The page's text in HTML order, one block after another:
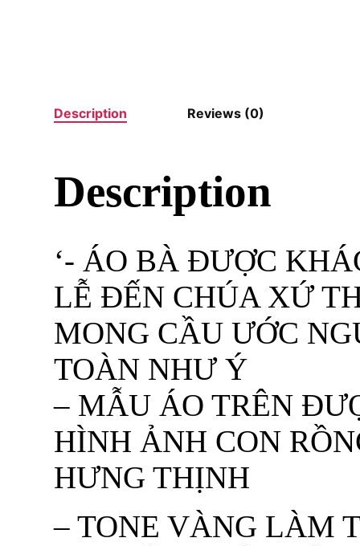
Description Reviews (0)
Description
‘- ÁO BÀ ĐƯỢC
LỄ ĐẾN CHÚA XỨ
MONG CẦU ƯỚC
TOÀN NHƯ Ý
– MẪU ÁO TRÊN
HÌNH ẢNH CON
HƯNG THỊNH
– TONE VÀNG LÀM